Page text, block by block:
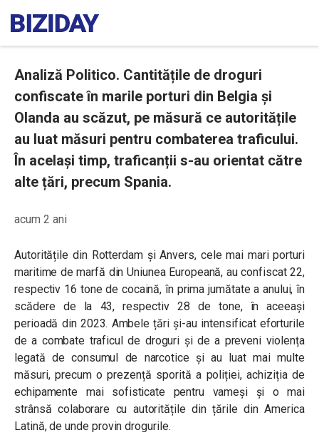
Analiză Politico. Cantitățile de droguri
confiscate în marile porturi din Belgia și
Olanda au scăzut, pe măsură ce autoritățile
au luat măsuri pentru combaterea traficului.
În același timp, traficanții s-au orientat către
alte țări, precum Spania.
acum 2 ani
Autoritățile din Rotterdam și Anvers, cele mai mari porturi
maritime de marfă din Uniunea Europeană, au confiscat 22,
respectiv 16 tone de cocaină, în prima jumătate a anului, în
scădere de la 43, respectiv 28 de tone, în aceeași
perioadă din 2023. Ambele țări și-au intensificat eforturile
de a combate traficul de droguri și de a preveni violența
legată de consumul de narcotice și au luat mai multe
măsuri, precum o prezență sporită a poliției, achiziția de
echipamente mai sofisticate pentru vameși și o mai
strânsă colaborare cu autoritățile din țările din America
Latină, de unde provin drogurile.